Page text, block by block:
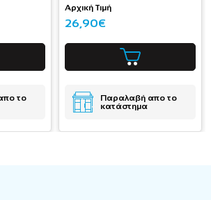
το
Αρχική Τιμή
26,90€
Παραλαβή απο το
κατάστημα